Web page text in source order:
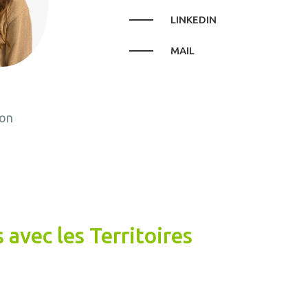
LINKEDIN
MAIL
avec les Territoires